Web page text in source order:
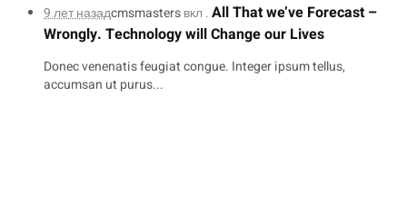
9 лет назадcmsmastersвкл .All That we’ve Forecast –
Wrongly. Technology will Change our Lives
Donec venenatis feugiat congue. Integer ipsum tellus,
accumsan ut purus...